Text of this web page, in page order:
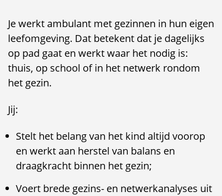
Je werkt ambulant met gezinnen in hun eigen
leefomgeving. Dat betekent dat je dagelijks
op pad gaat en werkt waar het nodig is:
thuis, op school of in het netwerk rondom
het gezin.
Jij:
Stelt het belang van het kind altijd voorop
en werkt aan herstel van balans en
draagkracht binnen het gezin;
Voert brede gezins- en netwerkanalyses uit